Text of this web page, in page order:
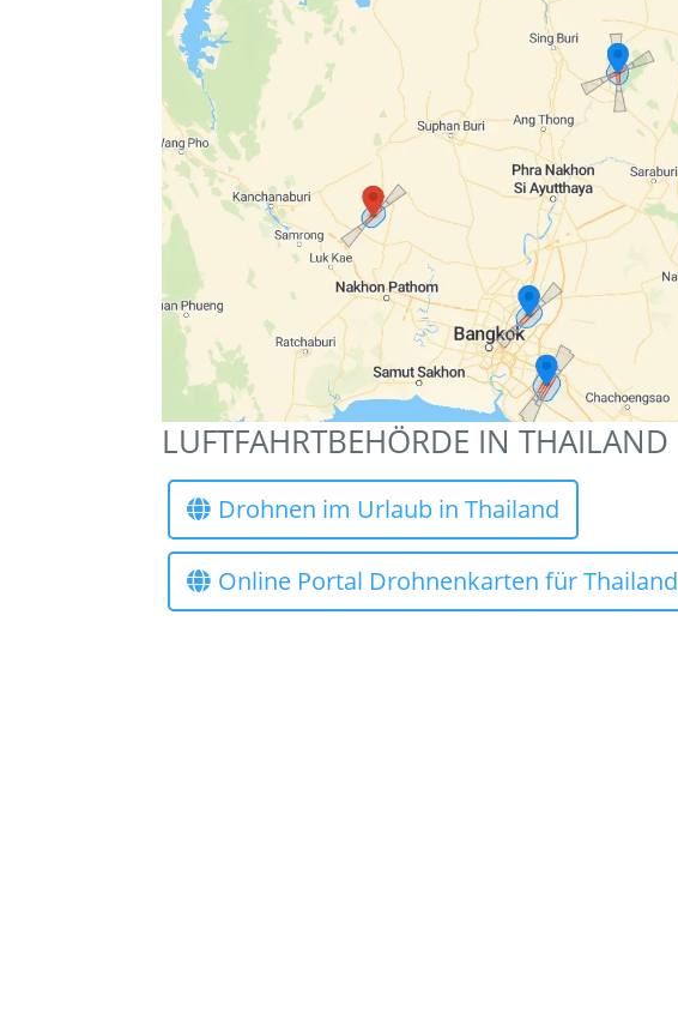
LUFTFAHRTBEHÖRDE IN THAILAND
Drohnen im Urlaub in Thailand
Online Portal Drohnenkarten für Thailand